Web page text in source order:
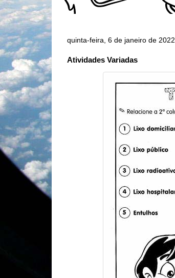
quinta-feira, 6 de janeiro de 2022
Atividades Variadas